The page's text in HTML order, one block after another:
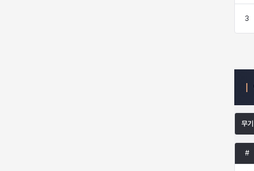
3
무기
#